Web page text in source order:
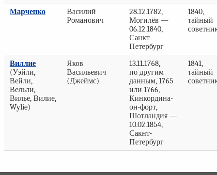
Марченко
Василий
Романович
28.12.1782,
Могилёв —
06.12.1840,
Санкт-
Петербург
1840,
тайный
Виллие
(Уэйли,
Вейли,
Вельли,
Вилье, Вилие,
Wylie)
Яков
Васильевич
(Джеймс)
13.11.1768,
по другим
данным, 1765
или 1766,
Кинкордина-
он-форт,
Шотландия —
10.02.1854,
Сакнт-
Петербург
1841,
тайный